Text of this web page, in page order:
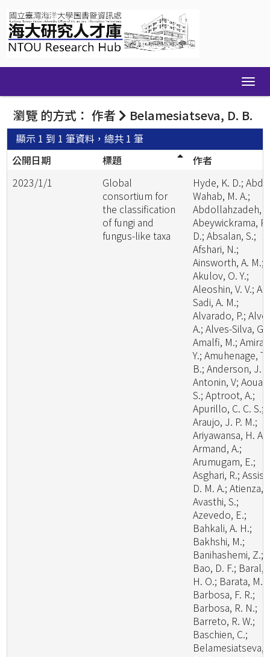
navigation
瀏覽 的方式： 作者 Belamesiatseva, D. B.
顯示 1 到 1 筆資料，總共 1 筆
公開日期
標題
作者
2023/1/1
Global
consortium for
the classification
of fungi and
fungus-like taxa
Hyde, K. D.;
Wahab, M. A.;
Abdollahzadeh,
Abeywickrama, P.
D.; Absalan, S.;
Afshari, N.;
Ainsworth, A. M.;
Akulov, O. Y.;
Aleoshin, V. V.; Al-
Sadi, A. M.;
Alvarado, P.;
A.; Alves-Silva, G.;
Amalfi, M.; Amira,
Y.; Amuhenage, T.
B.; Anderson, J.
Antonin, V; Aouali,
S.; Aptroot, A.;
Apurillo, C. C. S.;
Araujo, J. P. M.;
Ariyawansa, H. A.;
Armand, A.;
Arumugam, E.;
Asghari, R.; Assis,
D. M. A.; Atienza,
Avasthi, S.;
Azevedo, E.;
Bahkali, A. H.;
Bakhshi, M.;
Banihashemi, Z.;
Bao, D. F.; Baral,
H. O.; Barata, M.;
Barbosa, F. R.;
Barbosa, R. N.;
Barreto, R. W.;
Baschien, C.;
Belamesiatseva,